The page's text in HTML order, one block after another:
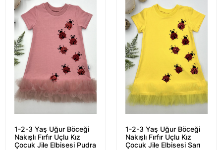
1-2-3 Yaş Uğur Böceği
Nakışlı Fırfır Uçlu Kız
Çocuk Jile Elbisesi Pudra
1-2-3 Yaş Uğur Böceği
Nakışlı Fırfır Uçlu Kız
Çocuk Jile Elbisesi Sarı